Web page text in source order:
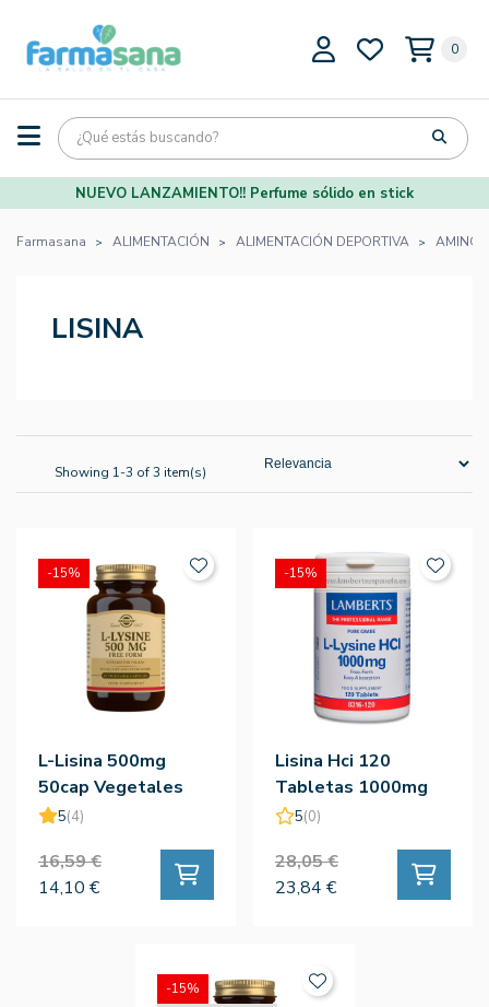
0
NUEVO LANZAMIENTO!! Perfume sólido en stick
Farmasana ALIMENTACIÓN ALIMENTACIÓN DEPORTIVA
LISINA
Showing 1-3 of 3 item(s)
L-Lisina 500mg
50cap Vegetales
5(4)
16,59 €
14,10 €
-15%
Lisina Hci 120
Tabletas 1000mg
5(0)
28,05 €
23,84 €
-15%
-15%